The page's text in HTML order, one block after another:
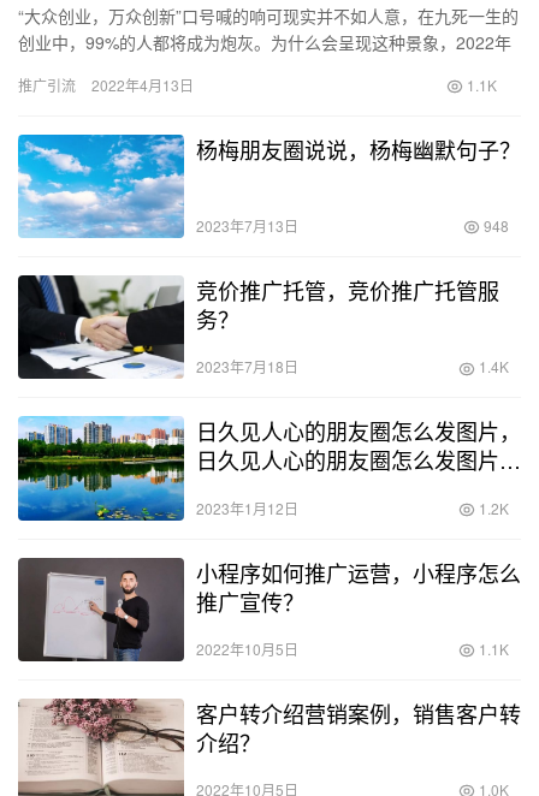
“大众创业，万众创新”口号喊的响可现实并不如人意，在九死一生的
创业中，99%的人都将成为炮灰。为什么会呈现这种景象，2022年
推广引流 2022年4月13日 1.1K
杨梅朋友圈说说，杨梅幽默句子？
2023年7月13日 948
竞价推广托管，竞价推广托管服
务？
2023年7月18日 1.4K
日久见人心的朋友圈怎么发图片，
日久见人心的朋友圈怎么发图片说
2023年1月12日 1.2K
小程序如何推广运营，小程序怎么
推广宣传？
2022年10月5日 1.1K
客户转介绍营销案例，销售客户转
介绍？
2022年10月5日 1.0K